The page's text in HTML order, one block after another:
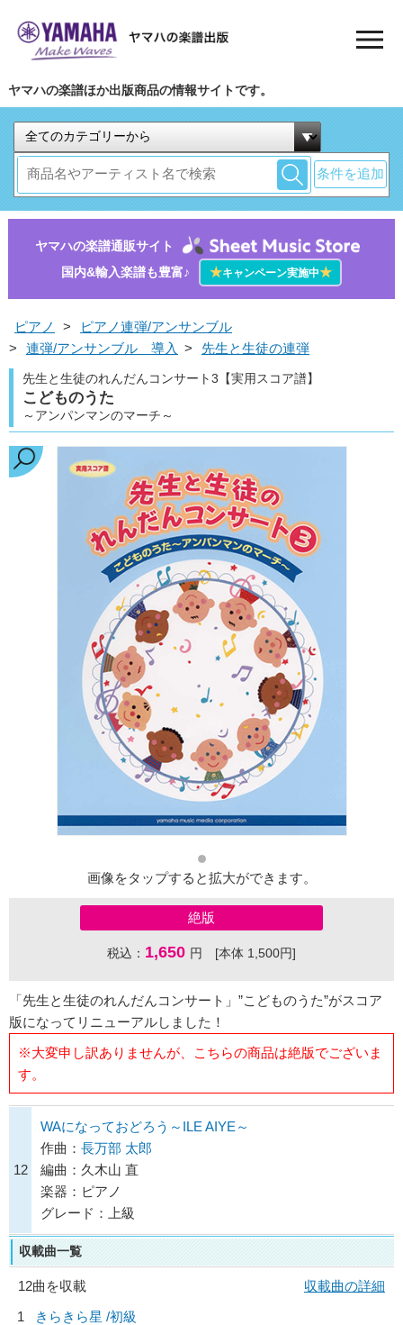
ヤマハの楽譜ほか出版商品の情報サイトです。
条件を追加
ヤマハの楽譜通販サイト
国内&輸入楽譜も豊富♪
★キャンペーン実施中★
ピアノ >
ピアノ連弾/アンサンブル
>
連弾/アンサンブル 導入 > 先生と生徒の連弾
先生と生徒のれんだんコンサート3【実用スコア譜】
こどものうた
～アンパンマンのマーチ～
画像をタップすると拡大ができます。
絶版
税込： 1,650 円 [本体 1,500円]
「先生と生徒のれんだんコンサート」”こどものうた”がスコア
版になってリニューアルしました！
※大変申し訳ありませんが、こちらの商品は絶版でございま
す。
12
WAになっておどろう～ILE AIYE～
作曲： 長万部 太郎
編曲：久木山 直
楽器：ピアノ
グレード：上級
収載曲一覧
12曲を収載
収載曲の詳細
1
きらきら星 /初級